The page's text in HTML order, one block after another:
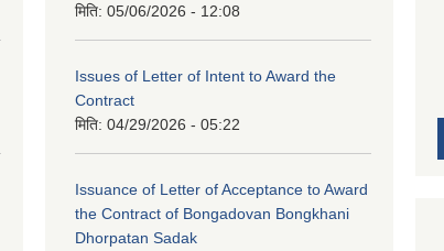
मिति: 05/06/2026 - 12:08
Issues of Letter of Intent to Award the
Contract
मिति: 04/29/2026 - 05:22
Issuance of Letter of Acceptance to Award
the Contract of Bongadovan Bongkhani
Dhorpatan Sadak